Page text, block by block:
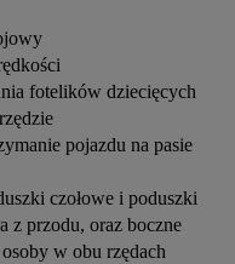
fotelików dziecięcych
pojazdu na pasie
czołowe i poduszki
z przodu, oraz boczne
w obu rzędach